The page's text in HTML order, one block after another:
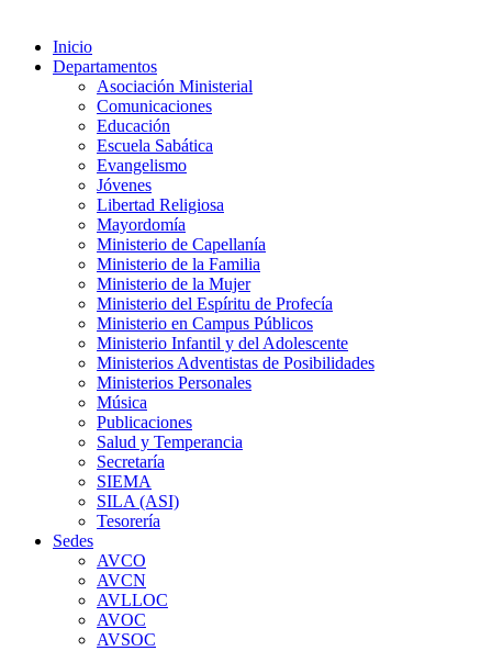
Inicio
Departamentos
Asociación Ministerial
Comunicaciones
Educación
Escuela Sabática
Evangelismo
Jóvenes
Libertad Religiosa
Mayordomía
Ministerio de Capellanía
Ministerio de la Familia
Ministerio de la Mujer
Ministerio del Espíritu de Profecía
Ministerio en Campus Públicos
Ministerio Infantil y del Adolescente
Ministerios Adventistas de Posibilidades
Ministerios Personales
Música
Publicaciones
Salud y Temperancia
Secretaría
SIEMA
SILA (ASI)
Tesorería
Sedes
AVCO
AVCN
AVLLOC
AVOC
AVSOC